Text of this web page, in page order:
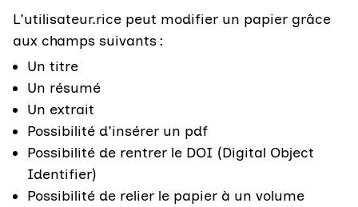
L'utilisateur.rice peut modifier un papier grâce
aux champs suivants :
Un titre
Un résumé
Un extrait
Possibilité d'insérer un pdf
Possibilité de rentrer le DOI (Digital Object
Identifier)
Possibilité de relier le papier à un volume